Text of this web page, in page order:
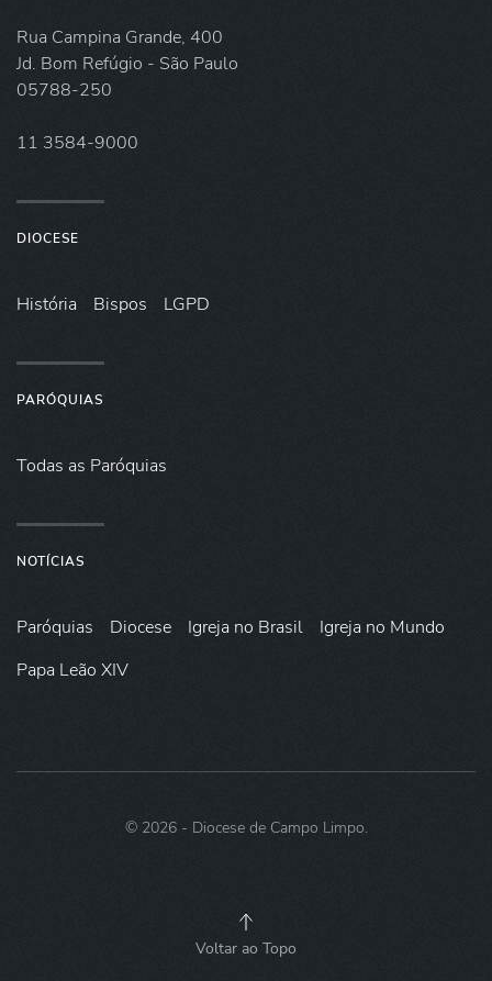
Rua Campina Grande, 400
Jd. Bom Refúgio - São Paulo
05788-250
11 3584-9000
DIOCESE
História Bispos LGPD
PARÓQUIAS
Todas as Paróquias
NOTÍCIAS
Paróquias Diocese Igreja no Brasil
Igreja no Mundo
Papa Leão XIV
© 2026- Diocese de Campo Limpo.
Voltar ao Topo